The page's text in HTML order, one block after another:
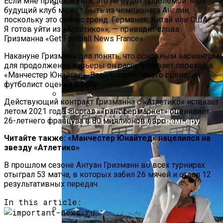
«Морковное» ДТП На Трассе Одесса-
Николаев: Столкнулись Два Грузовика
«Веном 3» Получил Зловещее
Название И Ускоренную Премьеру
будущий клуб может быть из чемпионата Англии,
поскольку это сейчас тренд. Германия, Китай или США…
Я готов уйти из «Атлетико»», — приводит слова
Гризманна «Get Football News France».
Накануне Гризманн дал понять, что основным вариантом
для продолжения карьеры он рассматривает переход в
«Манчестер Юнайтед». Вероятность такого сценария
футболист оценил в 60%.
Действующий контракт Гризманна с «Атлетико» истекает
летом 2021 года. Портал «Трансфермаркет» оценивает
26-летнего француза в 80 миллионов евро.
Читайте также: «Манчестер Юнайтед» нацелился на
звезду «Атлетико»
В прошлом сезоне Антуан Гризманн во всех турнирах
отыграл 53 матча, в которых забил 26 мячей и отдал 12
результативных передач.
In this article: